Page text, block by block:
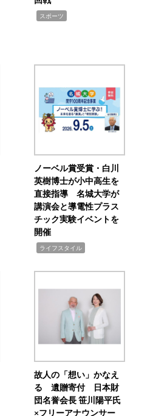
スポーツ
ノーベル賞受賞・白川
英樹博士が小中高生を
直接指導 名城大学が
講演会と導電性プラス
チック実験イベントを
開催
ライフスタイル
故人の「想い」かなえ
る 遺贈寄付 日本財
団名誉会長 笹川陽平氏
×フリーアナウンサー